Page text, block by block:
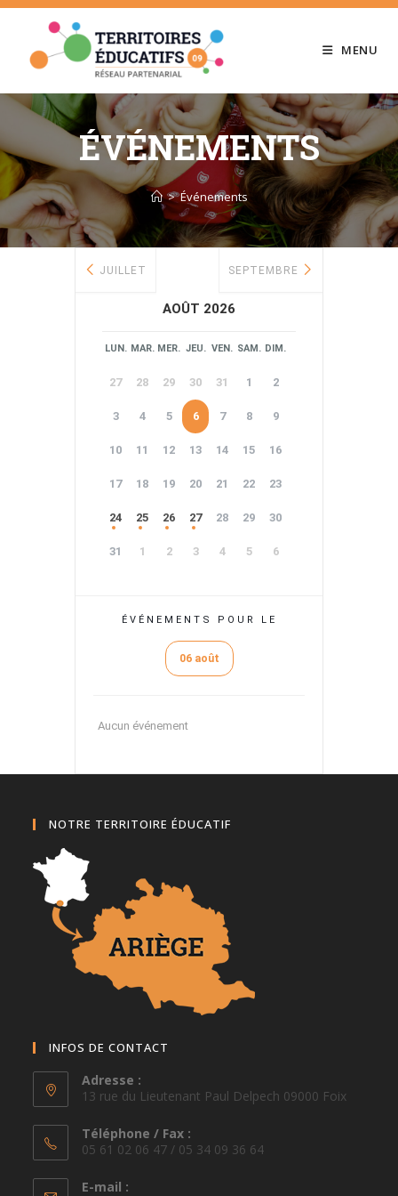
Skip
content
MENU
ÉVÉNEMENTS
> Événements
JUILLET
AOÛT 2026
SEPTEMBRE
LUN. MAR. MER. JEU. VEN. SAM. DIM.
27 28 29 30 31 1 2
3 4 5 6 7 8 9
10 11 12 13 14 15 16
17 18 19 20 21 22 23
24 25 26 27 28 29 30
31 1 2 3 4 5 6
ÉVÉNEMENTS POUR LE
06 août
Aucun événement
NOTRE TERRITOIRE ÉDUCATIF
INFOS DE CONTACT
Adresse :
13 rue du Lieutenant Paul Delpech 09000 Foix
Téléphone / Fax :
05 61 02 06 47 / 05 34 09 36 64
E-mail :